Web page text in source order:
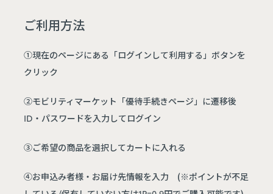
ご利用方法
①現在のページにある「ログインして利用する」ボタンを
クリック
②モビリティマーケット「優待手続きページ」に遷移後
ID・パスワードを入力してログイン
③ご希望の商品を選択してカートに入れる
④お申込み者様・お届け先情報を入力 (※ポイントが不足